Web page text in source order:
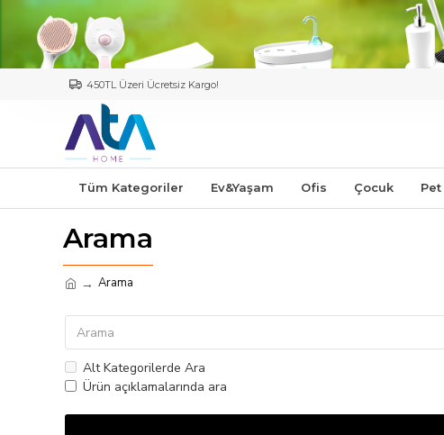
450TL Üzeri Ücretsiz Kargo!
Tüm Kategoriler Ev&Yaşam Ofis Çocuk Pet
Arama
Arama
Alt Kategorilerde Ara
Ürün açıklamalarında ara